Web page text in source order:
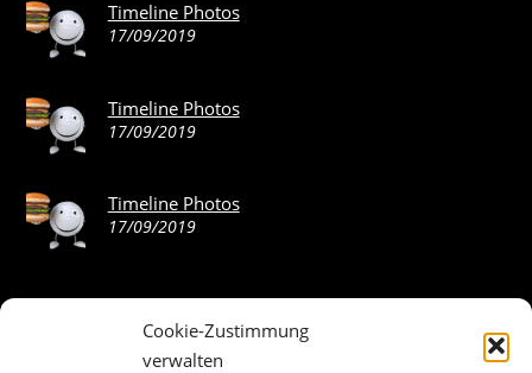
Cookie-Zustimmung
verwalten
Timeline Photos
17/09/2019
Timeline Photos
17/09/2019
Timeline Photos
17/09/2019
ABOUT THE LANDING THEME…